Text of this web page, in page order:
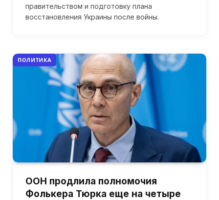
правительством и подготовку плана
восстановления Украины после войны.
ПОЛИТИКА
ООН продлила полномочия
Фолькера Тюрка еще на четыре